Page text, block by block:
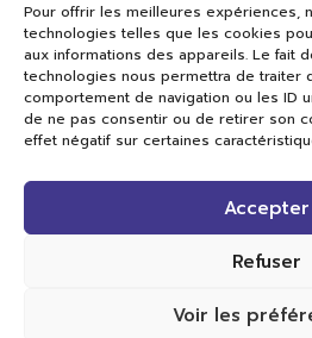
Pour offrir les meilleures expériences,
technologies telles que les cookies
aux informations des appareils. Le fait
technologies nous permettra de traiter
comportement de navigation ou les ID
de ne pas consentir ou de retirer son
effet négatif sur certaines
Accepter
Refuser
Voir les
Val TV
Centre de Compétences Médias
Rue du Pont-Neuf 24